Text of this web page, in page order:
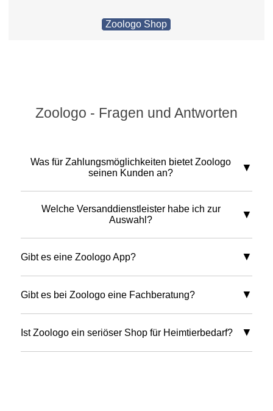
Zoologo Shop
Zoologo - Fragen und Antworten
Was für Zahlungsmöglichkeiten bietet Zoologo
seinen Kunden an?
Welche Versanddienstleister habe ich zur
Auswahl?
Gibt es eine Zoologo App?
Gibt es bei Zoologo eine Fachberatung?
Ist Zoologo ein seriöser Shop für Heimtierbedarf?